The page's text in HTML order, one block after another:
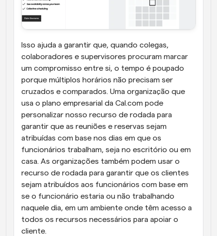
Isso ajuda a garantir que, quando colegas,
colaboradores e supervisores procuram marcar
um compromisso entre si, o tempo é poupado
porque múltiplos horários não precisam ser
cruzados e comparados. Uma organização que
usa o plano empresarial da Cal.com pode
personalizar nosso recurso de rodada para
garantir que as reuniões e reservas sejam
atribuídas com base nos dias em que os
funcionários trabalham, seja no escritório ou em
casa. As organizações também podem usar o
recurso de rodada para garantir que os clientes
sejam atribuídos aos funcionários com base em
se o funcionário estaria ou não trabalhando
naquele dia, em um ambiente onde têm acesso a
todos os recursos necessários para apoiar o
cliente.